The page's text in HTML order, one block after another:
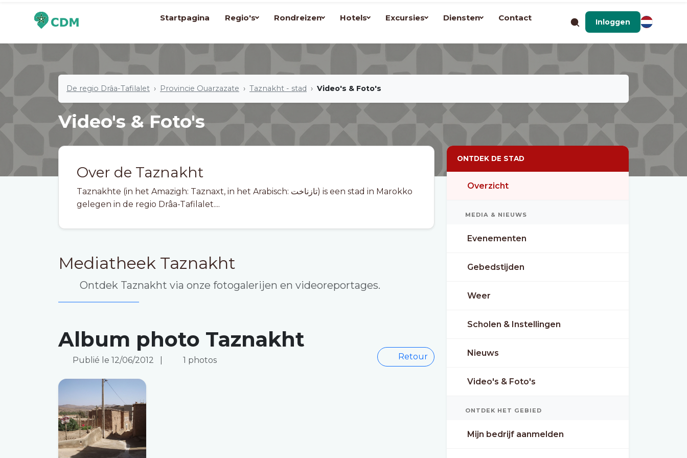
Startpagina Regio's Rondreizen Hotels Excursies Diensten Contact Inloggen
De regio Drâa-Tafilalet Provincie Ouarzazate Taznakht - stad Video's & Foto's
Video's & Foto's
Over de Taznakht
Taznakhte (in het Amazigh: Taznaxt, in het Arabisch: تازناخت) is een stad in Marokko
gelegen in de regio Drâa-Tafilalet....
Mediatheek Taznakht
Ontdek Taznakht via onze fotogalerijen en videoreportages.
Album photo Taznakht
Publié le 12/06/2012 1 photos Retour
ONTDEK DE STAD
Overzicht
MEDIA & NIEUWS
Evenementen
Gebedstijden
Weer
Scholen & Instellingen
Nieuws
Video's & Foto's
ONTDEK HET GEBIED
Mijn bedrijf aanmelden